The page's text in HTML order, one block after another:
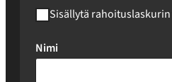
Sisällytä
Nimi